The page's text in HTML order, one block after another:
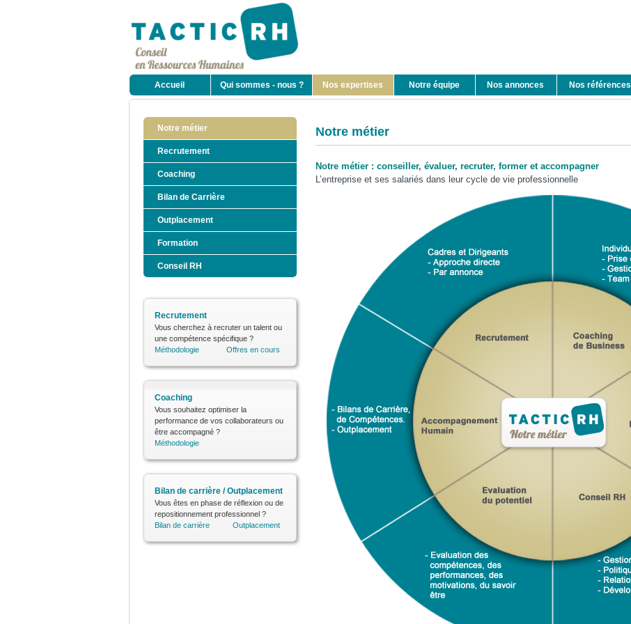
Notre métier
Notre métier : conseiller, évaluer, recruter, former et accompagner
L’entreprise et ses salariés dans leur cycle de vie professionnelle
Notre métier
Recrutement
Coaching
Bilan de Carrière
Outplacement
Formation
Conseil RH
Recrutement
Vous cherchez à recruter un talent ou
une compétence spécifique ?
Méthodologie
Offres en cours
Coaching
Vous souhaitez optimiser la
performance de vos collaborateurs ou
être accompagné ?
Méthodologie
Bilan de carrière / Outplacement
Vous êtes en phase de réflexion ou de
repositionnement professionnel ?
Bilan de carrière
Outplacement
Accueil Qui sommes - nous ? Nos expertises Notre équipe Nos annonces Nos références